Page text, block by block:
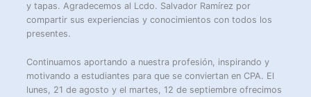
y tapas. Agradecemos al Lcdo. Salvador Ramírez por
compartir sus experiencias y conocimientos con todos los
presentes.
Continuamos aportando a nuestra profesión, inspirando y
motivando a estudiantes para que se conviertan en CPA. El
lunes, 21 de agosto y el martes, 12 de septiembre ofrecimos